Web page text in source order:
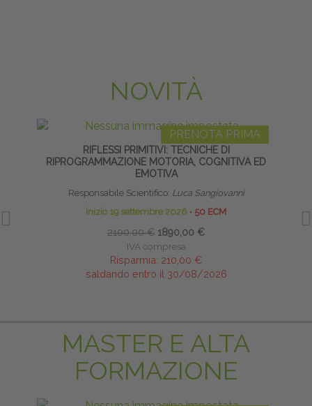
NOVITÀ
PRENOTA PRIMA
RIFLESSI PRIMITIVI: TECNICHE DI
RIPROGRAMMAZIONE MOTORIA, COGNITIVA ED
EMOTIVA
Responsabile Scientifico: Luca Sangiovanni
inizio 19 settembre 2026 ∙ 50 ECM
2100,00 € 1890,00 €
IVA compresa
Risparmia: 210,00 €
saldando entro il 30/08/2026
MASTER E ALTA
FORMAZIONE